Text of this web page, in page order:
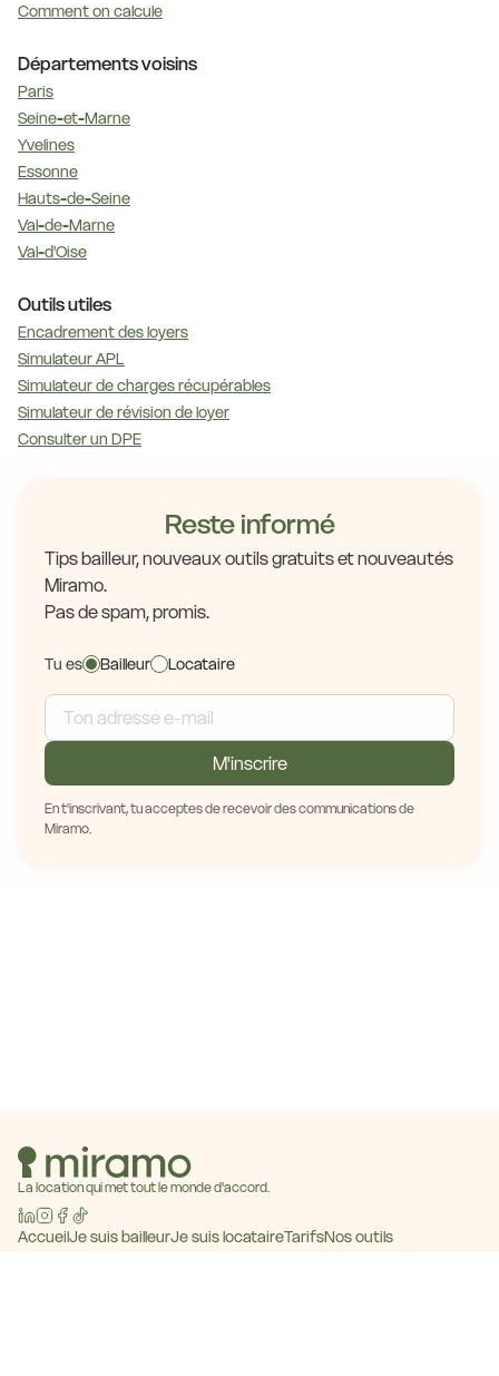
Comment on calcule
Départements voisins
Paris
Seine-et-Marne
Yvelines
Essonne
Hauts-de-Seine
Val-de-Marne
Val-d'Oise
Outils utiles
Encadrement des loyers
Simulateur APL
Simulateur de charges récupérables
Simulateur de révision de loyer
Consulter un DPE
Reste informé
Tips bailleur, nouveaux outils gratuits et nouveautés
Miramo.
Pas de spam, promis.
Tu es Bailleur Locataire
M'inscrire
En t'inscrivant, tu acceptes de recevoir des communications de
Miramo.
La location qui met tout le monde d'accord.
AccueilJe suis bailleurJe suis locataireTarifsNos outils